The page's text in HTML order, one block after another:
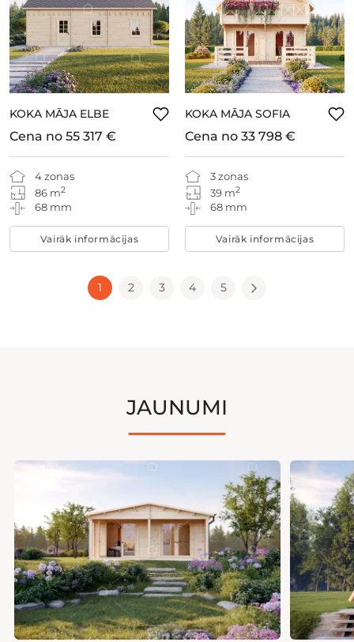
KOKA MĀJA ELBE
4 zonas
86 m2
68 mm
Cena no 55 317 €
Vairāk informācijas
KOKA MĀJA SOFIA
3 zonas
39 m2
68 mm
Cena no 33 798 €
Vairāk informācijas
1 2 3 4 5
JAUNUMI